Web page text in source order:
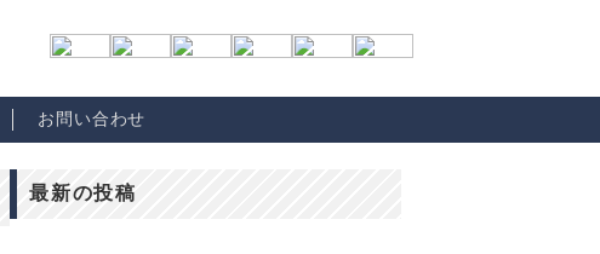
お問い合わせ
最新の投稿